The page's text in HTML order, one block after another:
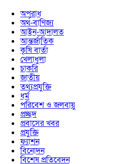
অপরাধ
অর্থ-বাণিজ্য
আইন-আদালত
আন্তর্জাতিক
কৃষি বার্তা
খেলাধুলা
চাকরি
জাতীয়
তথ্যপ্রযুক্তি
ধর্ম
পরিবেশ ও জলবায়ু
প্রচ্ছদ
প্রবাসের খবর
প্রযুক্তি
ফ্যাশন
বিনোদন
বিশেষ প্রতিবেদন